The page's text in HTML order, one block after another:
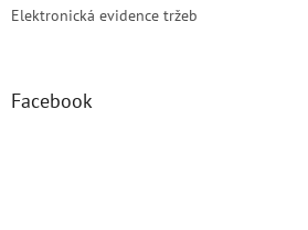
Elektronická evidence tržeb
Facebook